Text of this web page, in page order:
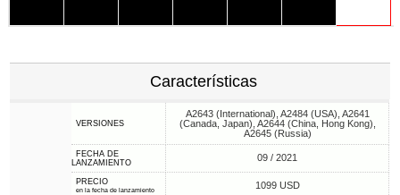
Características
VERSIONES
A2643 (International), A2484 (USA), A2641
(Canada, Japan), A2644 (China, Hong Kong),
A2645 (Russia)
FECHA DE
LANZAMIENTO
09 / 2021
PRECIO
en la fecha de lanzamiento 1099 USD